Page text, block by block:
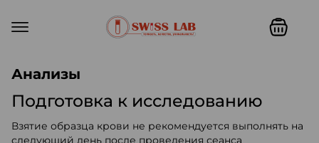
Анализы
Подготовка к исследованию
Взятие образца крови не рекомендуется выполнять на
следующий день после проведения сеанса